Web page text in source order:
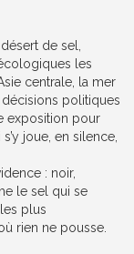
de sel,
les
centrale, la mer
décisions politiques
exposition pour
joue, en silence,
: noir,
le sel qui se
plus
rien ne pousse.